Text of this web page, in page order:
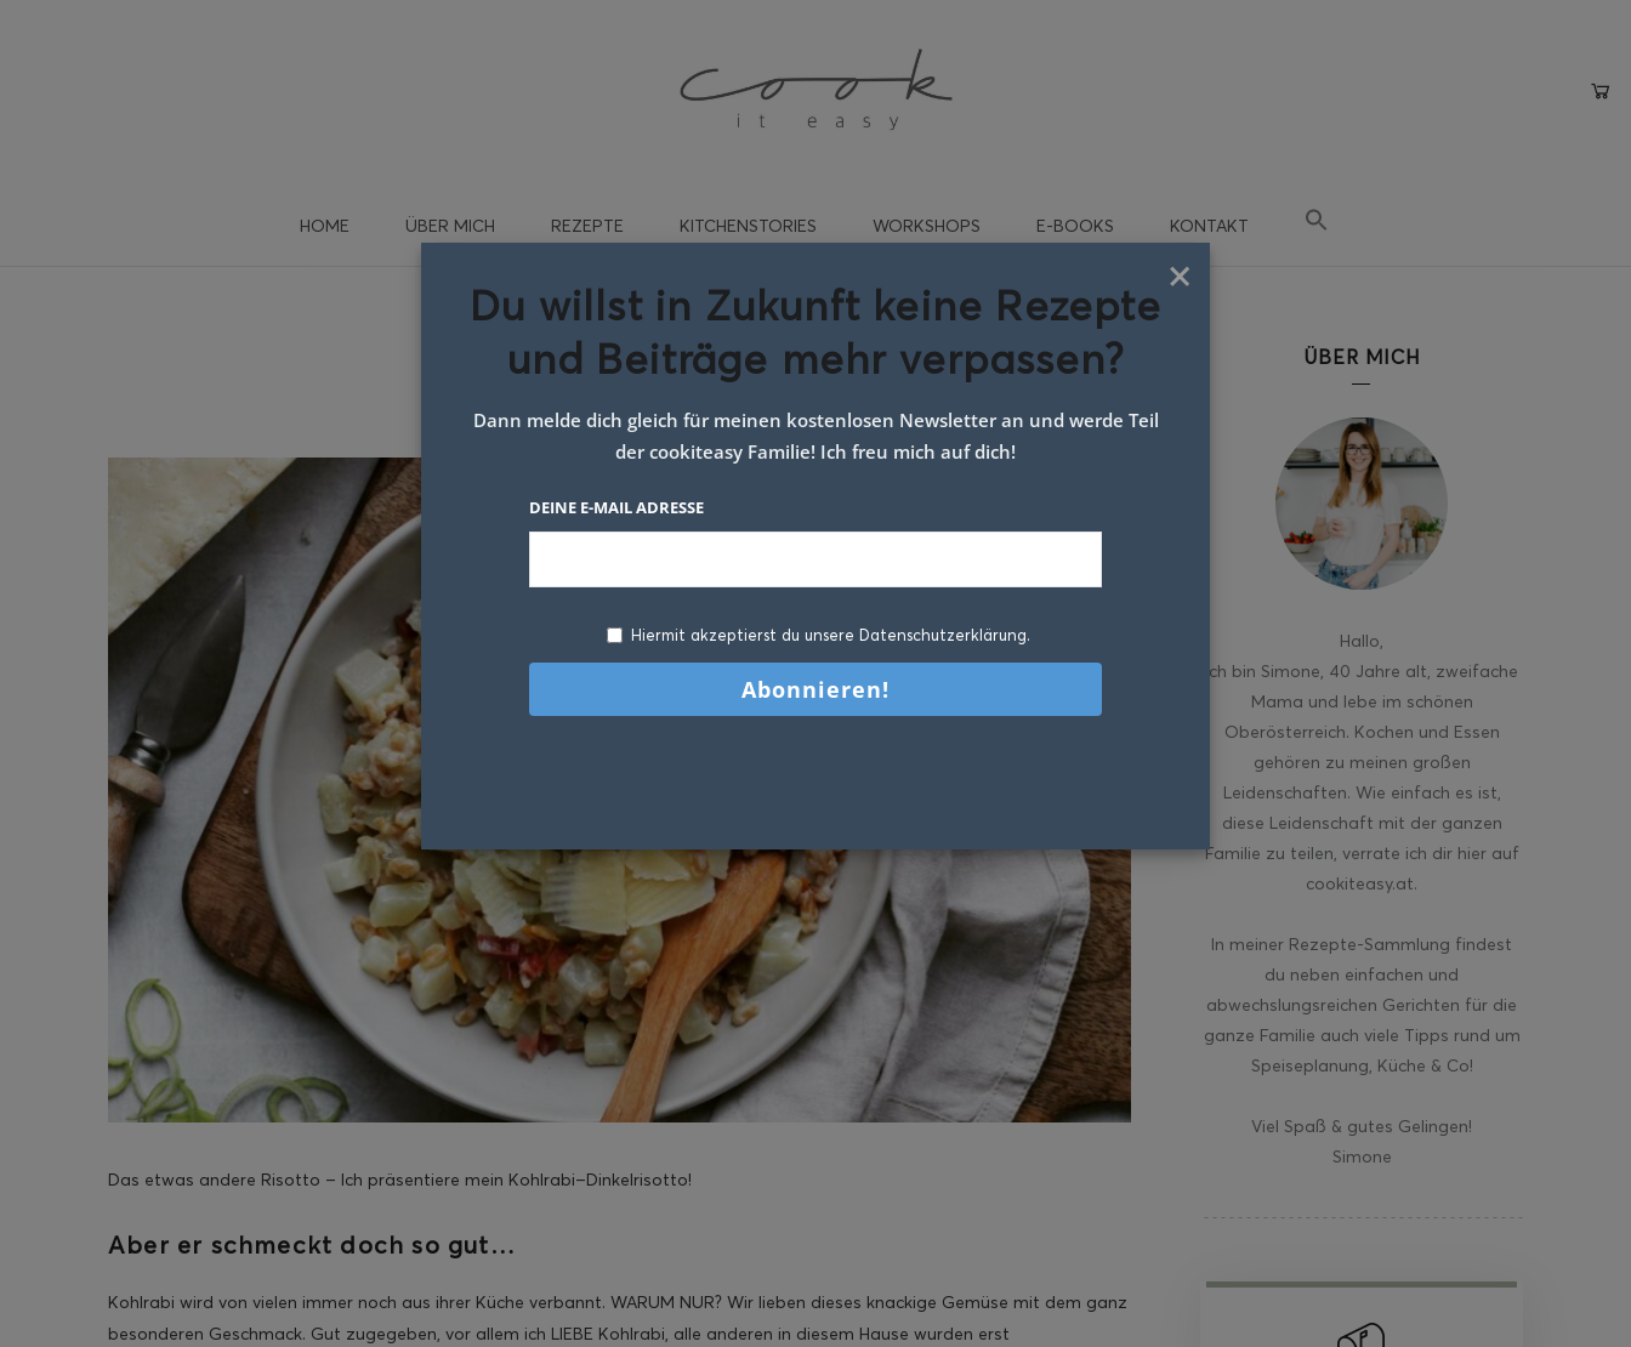
HOME ÜBER MICH REZEPTE KITCHENSTORIES WORKSHOPS E-BOOKS KONTAKT
Kohlrabi–Dinkelrisotto
25. NOVEMBER 2019
Das etwas andere Risotto – Ich präsentiere mein Kohlrabi–Dinkelrisotto!
Aber er schmeckt doch so gut…
Kohlrabi wird von vielen immer noch aus ihrer Küche verbannt. WARUM NUR? Wir lieben dieses knackige Gemüse mit dem ganz
besonderen Geschmack. Gut zugegeben, vor allem ich LIEBE Kohlrabi, alle anderen in diesem Hause wurden erst
ÜBER MICH
Hallo
ich bin Simone, 40 Jahre alt, zweifache
Mama und lebe im schönen
Oberösterreich. Kochen und Essen
gehören zu meinen großen
Leidenschaften. Wie einfach es ist,
diese Leidenschaft mit der ganzen
Familie zu teilen, verrate ich dir hier auf
cookiteasy.at.
In meiner Rezepte-Sammlung findest
du neben einfachen und
abwechslungsreichen Gerichten für die
ganze Familie auch viele Tipps rund um
Speiseplanung, Küche & Co!
Viel Spaß & gutes Gelingen!
Simone
×
Du willst in Zukunft keine Rezepte
und Beiträge mehr verpassen?
Dann melde dich gleich für meinen kostenlosen Newsletter an und werde Teil
der cookiteasy Familie! Ich freu mich auf dich!
DEINE E-MAIL ADRESSE
Hiermit akzeptierst du unsere Datenschutzerklärung.